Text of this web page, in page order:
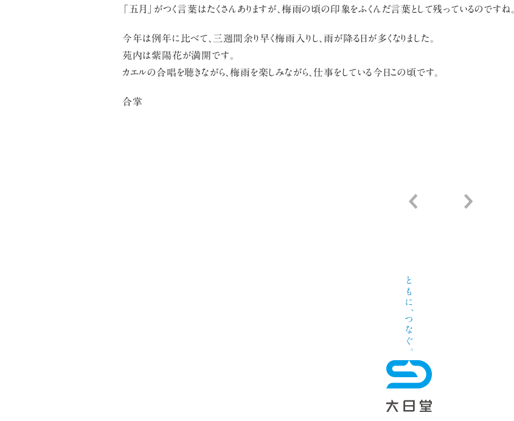
「五月」がつく言葉はたくさんありますが、梅雨の頃の印象をふくんだ言葉として残っているのですね。
今年は例年に比べて、三週間余り早く梅雨入りし、雨が降る日が多くなりました。
苑内は紫陽花が満開です。
カエルの合唱を聴きながら、梅雨を楽しみながら、仕事をしている今日この頃です。
合掌